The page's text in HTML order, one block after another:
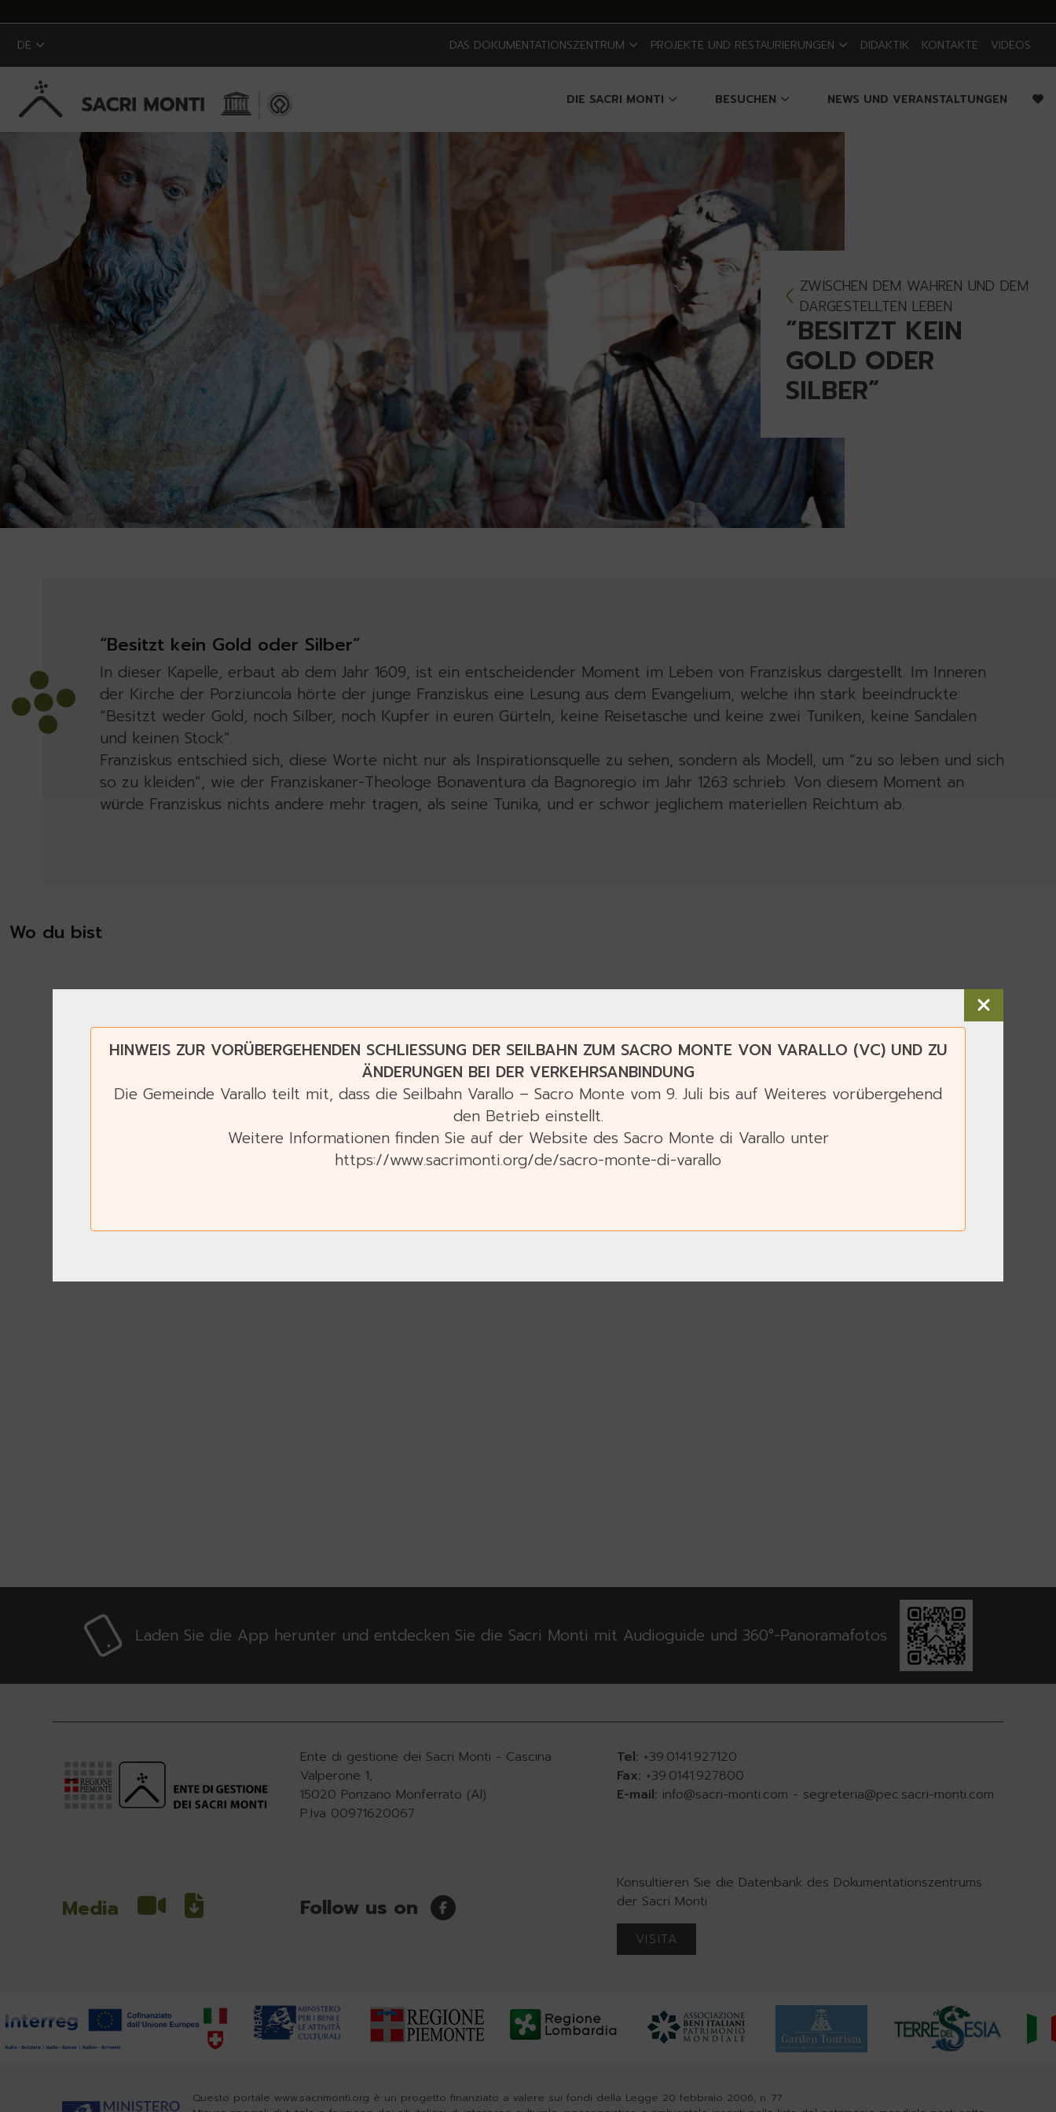
Zum Hauptinhalt springen
DE DAS DOKUMENTATIONSZENTRUM PROJEKTE UND RESTAURIERUNGEN DIDAKTIK KONTAKTE VIDEOS
DIE SACRI MONTI BESUCHEN NEWS UND VERANSTALTUNGEN
ZWISCHEN DEM WAHREN UND DEM
DARGESTELLTEN LEBEN
“BESITZT KEIN
GOLD ODER
SILBER”
“Besitzt kein Gold oder Silber”
In dieser Kapelle, erbaut ab dem Jahr 1609, ist ein entscheidender Moment im Leben von Franziskus dargestellt. Im Inneren
der Kirche der Porziuncola hörte der junge Franziskus eine Lesung aus dem Evangelium, welche ihn stark beeindruckte:
“Besitzt weder Gold, noch Silber, noch Kupfer in euren Gürteln, keine Reisetasche und keine zwei Tuniken, keine Sandalen
und keinen Stock”.
Franziskus entschied sich, diese Worte nicht nur als Inspirationsquelle zu sehen, sondern als Modell, um “zu so leben und sich
so zu kleiden”, wie der Franziskaner-Theologe Bonaventura da Bagnoregio im Jahr 1263 schrieb. Von diesem Moment an
würde Franziskus nichts andere mehr tragen, als seine Tunika, und er schwor jeglichem materiellen Reichtum ab.
Wo du bist
Laden Sie die App herunter und entdecken Sie die Sacri Monti mit Audioguide und 360°-Panoramafotos
Ente di gestione dei Sacri Monti - Cascina
Valperone 1,
15020 Ponzano Monferrato (Al)
P.Iva 00971620067
Tel: +39.0141.927120
Fax: +39.0141.927800
E-mail: info@sacri-monti.com - segreteria@pec.sacri-monti.com
Media Follow us on
Konsultieren Sie die Datenbank des Dokumentationszentrums
der Sacri Monti
VISITA
Questo portale www.sacrimonti.org è un progetto finanziato a valere sui fondi della Legge 20 febbraio 2006, n. 77
HINWEIS ZUR VORÜBERGEHENDEN SCHLIESSUNG DER SEILBAHN ZUM SACRO MONTE VON VARALLO (VC) UND ZU
ÄNDERUNGEN BEI DER VERKEHRSANBINDUNG
Die Gemeinde Varallo teilt mit, dass die Seilbahn Varallo – Sacro Monte vom 9. Juli bis auf Weiteres vorübergehend
den Betrieb einstellt.
Weitere Informationen finden Sie auf der Website des Sacro Monte di Varallo unter
https://www.sacrimonti.org/de/sacro-monte-di-varallo